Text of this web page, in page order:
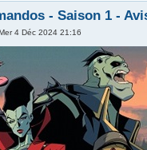
- Saison 1 -
4 Déc 2024 21:16